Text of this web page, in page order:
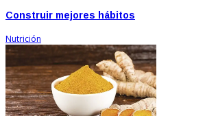
Construir mejores hábitos
Nutrición